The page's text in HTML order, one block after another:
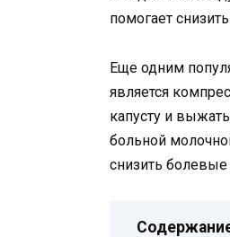
помогает
Еще одним
является
капусту и
больной
снизить